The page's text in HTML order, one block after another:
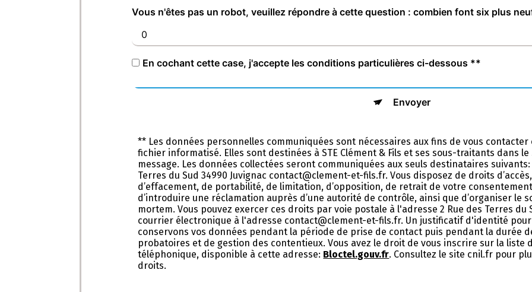
Vous n'êtes pas un robot, veuillez répondre à cette question : combien font six plus
En cochant cette case, j'accepte les conditions particulières ci-dessous **
Envoyer
** Les données personnelles communiquées sont nécessaires aux fins de vous
fichier informatisé. Elles sont destinées à STE Clément & Fils et ses sous-traitants dans
message. Les données collectées seront communiquées aux seuls destinataires suivants:
Terres du Sud 34990 Juvignac contact@clement-et-fils.fr. Vous disposez de droits
d’effacement, de portabilité, de limitation, d’opposition, de retrait de votre
d’introduire une réclamation auprès d’une autorité de contrôle, ainsi que d’organiser le
mortem. Vous pouvez exercer ces droits par voie postale à l'adresse 2 Rue des Terres du
courrier électronique à l'adresse contact@clement-et-fils.fr. Un justificatif d'identité
conservons vos données pendant la période de prise de contact puis pendant la durée
probatoires et de gestion des contentieux. Vous avez le droit de vous inscrire sur la liste
téléphonique, disponible à cette adresse: Bloctel.gouv.fr. Consultez le site cnil.fr pour
droits.